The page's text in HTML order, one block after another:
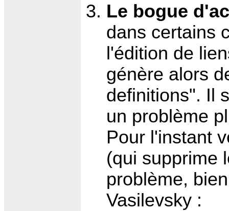
Le bogue
dans certains
l'édition de
génère alors
definitions". Il
un problème
Pour l'instant
(qui supprime
problème,
Vasilevsky :